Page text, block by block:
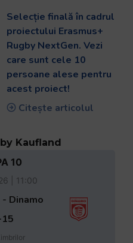
Selecție finală în cadrul
proiectului Erasmus+
Rugby NextGen. Vezi
care sunt cele 10
persoane alese pentru
acest proiect!
Citește articolul
Kaufland
10
| 11:00
- Dinamo